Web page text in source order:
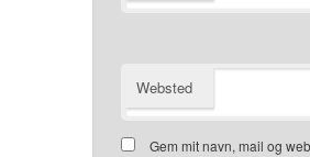
Websted
Gem mit navn, mail og